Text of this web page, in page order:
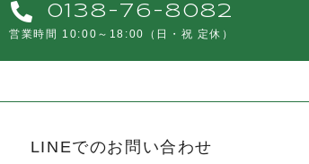
0138-76-8082
営業時間 10:00～18:00 （日・祝 定休）
LINEでのお問い合わせ